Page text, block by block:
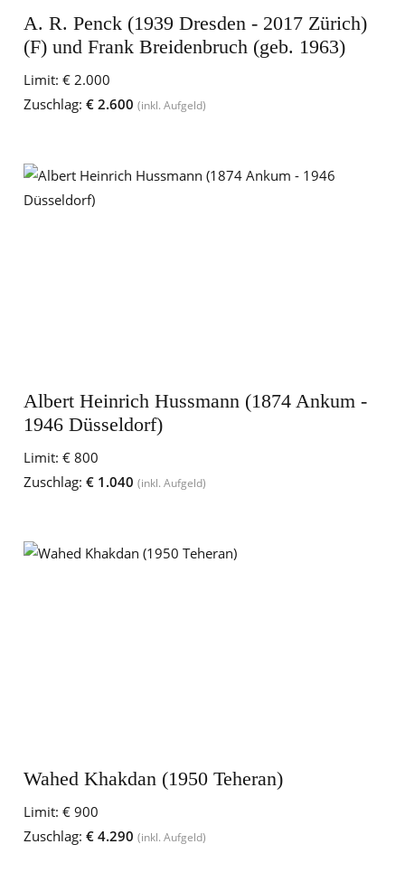
A. R. Penck (1939 Dresden - 2017 Zürich)
(F) und Frank Breidenbruch (geb. 1963)
Limit: € 2.000
Zuschlag: € 2.600 (inkl. Aufgeld)
Albert Heinrich Hussmann (1874 Ankum -
1946 Düsseldorf)
Limit: € 800
Zuschlag: € 1.040 (inkl. Aufgeld)
Wahed Khakdan (1950 Teheran)
Limit: € 900
Zuschlag: € 4.290 (inkl. Aufgeld)